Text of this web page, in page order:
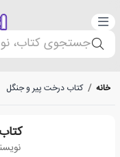
دسته‌بندی
جستجوی کتاب،
خانه / کتاب درخت پیر و جنگل